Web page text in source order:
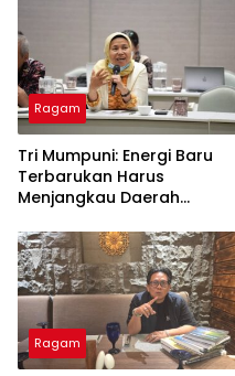
Ragam
Tri Mumpuni: Energi Baru
Terbarukan Harus
Menjangkau Daerah
Ragam